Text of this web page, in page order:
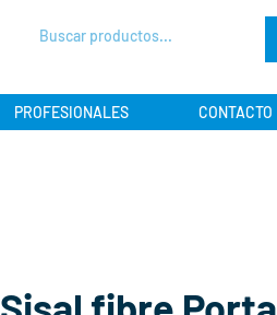
PROFESIONALES CONTACTO